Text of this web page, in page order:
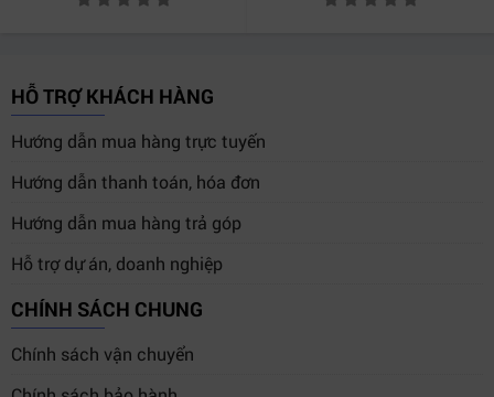
HỖ TRỢ KHÁCH HÀNG
Hướng dẫn mua hàng trực tuyến
Hướng dẫn thanh toán, hóa đơn
Hướng dẫn mua hàng trả góp
Hỗ trợ dự án, doanh nghiệp
CHÍNH SÁCH CHUNG
Chính sách vận chuyển